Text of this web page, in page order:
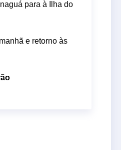
para à Ilha do
e retorno às